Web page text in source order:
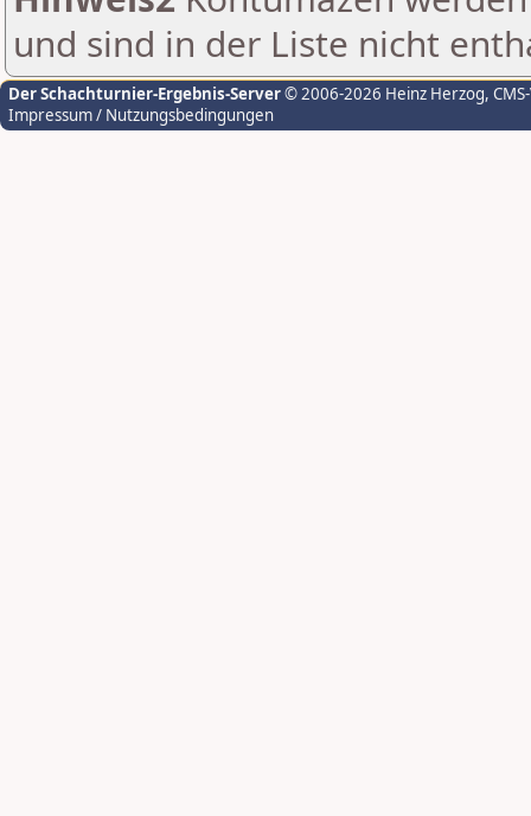
und sind in der Liste nicht
Der Schachturnier-Ergebnis-Server© 2006-2026 Heinz Herzog,
Impressum / Nutzungsbedingungen